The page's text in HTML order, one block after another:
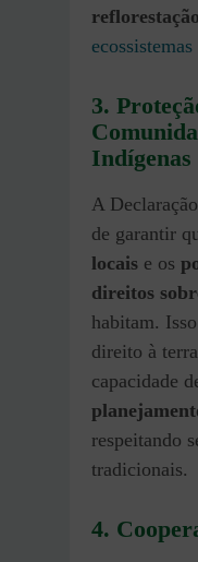
reflorestação
ecossistemas
3.
Indígenas
A
de garantir
locais e os
direitos
habitam.
direito à
capacidade
respeitando
tradicionais.
4.